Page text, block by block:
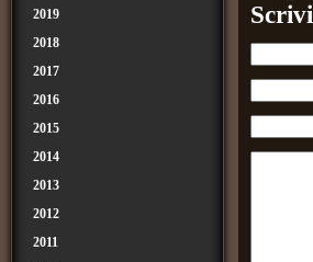
2019
2018
2017
2016
2015
2014
2013
2012
2011